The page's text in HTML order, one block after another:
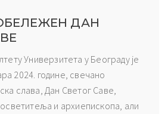
ДАН
Универзитета у Београду је
2024. године, свечано
слава, Дан Светог Саве,
и архиепископа, али